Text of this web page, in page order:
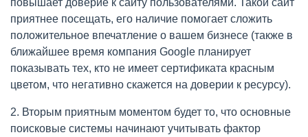
повышает доверие к сайту пользователями. Такой сайт
приятнее посещать, его наличие помогает сложить
положительное впечатление о вашем бизнесе (также в
ближайшее время компания Google планирует
показывать тех, кто не имеет сертификата красным
цветом, что негативно скажется на доверии к ресурсу).
2. Вторым приятным моментом будет то, что основные
поисковые системы начинают учитывать фактор